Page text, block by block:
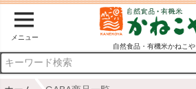
メニュー
自然食品・有機米かねこや
商品番号/JANコード